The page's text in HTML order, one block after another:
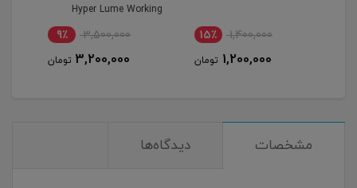
1,400,000 15٪
1,200,000 تومان
Hyper Lume Working
Light 1000lm
3,500,000 9٪
3,200,000 تومان
مشخصات دیدگاه‌ها